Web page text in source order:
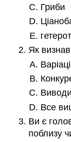
Гриби
Як
Все
Ви є
поблизу